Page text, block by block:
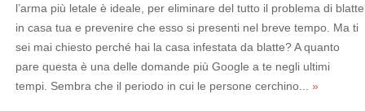
l’arma più letale è ideale, per eliminare del tutto il problema di blatte
in casa tua e prevenire che esso si presenti nel breve tempo. Ma ti
sei mai chiesto perché hai la casa infestata da blatte? A quanto
pare questa è una delle domande più Google a te negli ultimi
tempi. Sembra che il periodo in cui le persone cerchino... »